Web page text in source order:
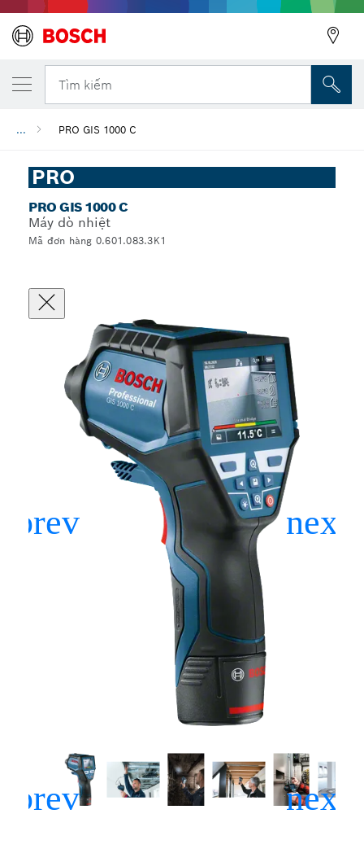
Tìm kiếm
... PRO GIS 1000 C
PRO
PRO GIS 1000 C
Máy dò nhiệt
Mã đơn hàng 0.601.083.3K1